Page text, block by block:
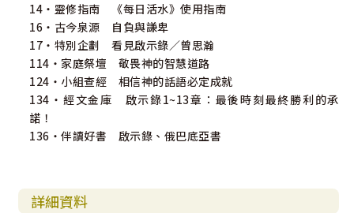
14・靈修指南 《每日活水》使用指南
16・古今泉源 自負與謙卑
17・特別企劃 看見啟示錄／曾思瀚
114・家庭祭壇 敬畏神的智慧道路
124・小組查經 相信神的話語必定成就
134・經文金庫 啟示錄1~13章：最後時刻最終勝利的承
諾！
136・伴讀好書 啟示錄、俄巴底亞書
詳細資料